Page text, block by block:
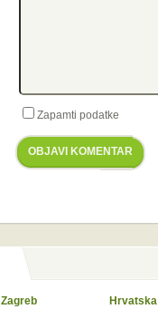
Zapamti podatke
OBJAVI KOMENTAR
Zagreb Hrvatska